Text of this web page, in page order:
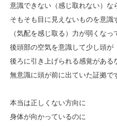
意識できない（感じ取れない）な
そもそも目に見えないものを意識
（気配を感じ取る）力が弱くなっ
後頭部の空気を意識して少し頭が
後ろに引き上げられる感覚がある
無意識に頭が前に出ていた証拠で
本当は正しくない方向に
身体が向かっているのに